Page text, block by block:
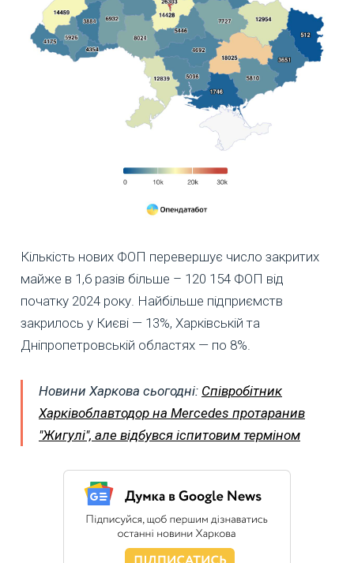
Кількість нових ФОП перевершує число закритих
майже в 1,6 разів більше – 120 154 ФОП від
початку 2024 року. Найбільше підприємств
закрилось у Києві — 13%, Харківській та
Дніпропетровській областях — по 8%.
Новини Харкова сьогодні: Співробітник
Харківоблавтодор на Mercedes протаранив
"Жигулі", але відбувся іспитовим терміном